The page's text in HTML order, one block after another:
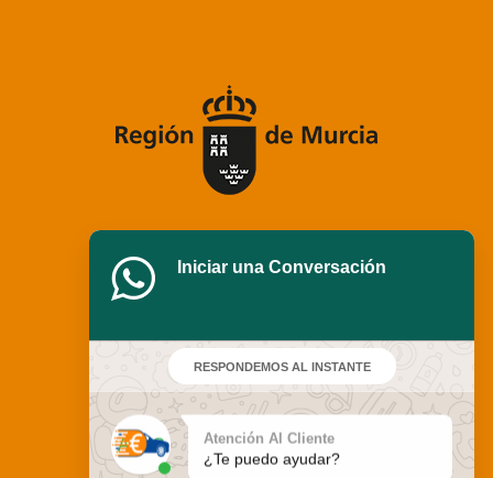
Iniciar una Conversación
RESPONDEMOS AL INSTANTE
Atención Al Cliente
¿Te puedo ayudar?